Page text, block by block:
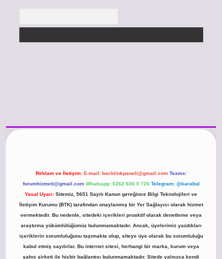
Reklam ve İletişim: E-mail: backlinkpaneli@gmail.com Teams:
forumhizmeti@gmail.com Whatsapp: 0262 606 0 726 Telegram: @karabul
Yasal Uyarı: Sitemiz, 5651 Sayılı Kanun gereğince Bilgi Teknolojileri ve
İletişim Kurumu (BTK) tarafından onaylanmış bir Yer Sağlayıcı olarak hizmet
vermektedir. Bu nedenle, sitedeki içerikleri proaktif olarak denetleme veya
araştırma yükümlülüğümüz bulunmamaktadır. Ancak, üyelerimiz yazdıkları
içeriklerin sorumluluğunu taşımakta olup, siteye üye olarak bu sorumluluğu
kabul etmiş sayılırlar. Bu internet sitesi, herhangi bir marka, kurum veya
şahıs şirketi ile hiçbir bağlantısı bulunmamaktadır. Sitede yalnızca kendi